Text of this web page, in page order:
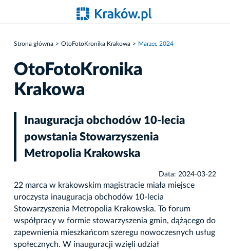
Strona główna OtoFotoKronika Krakowa Marzec 2024
OtoFotoKronika
Krakowa
Inauguracja obchodów 10-lecia
powstania Stowarzyszenia
Metropolia Krakowska
Data: 2024-03-22
22 marca w krakowskim magistracie miała miejsce
uroczysta inauguracja obchodów 10-lecia
Stowarzyszenia Metropolia Krakowska. To forum
współpracy w formie stowarzyszenia gmin, dążącego do
zapewnienia mieszkańcom szeregu nowoczesnych usług
społecznych. W inauguracji wzięli udział